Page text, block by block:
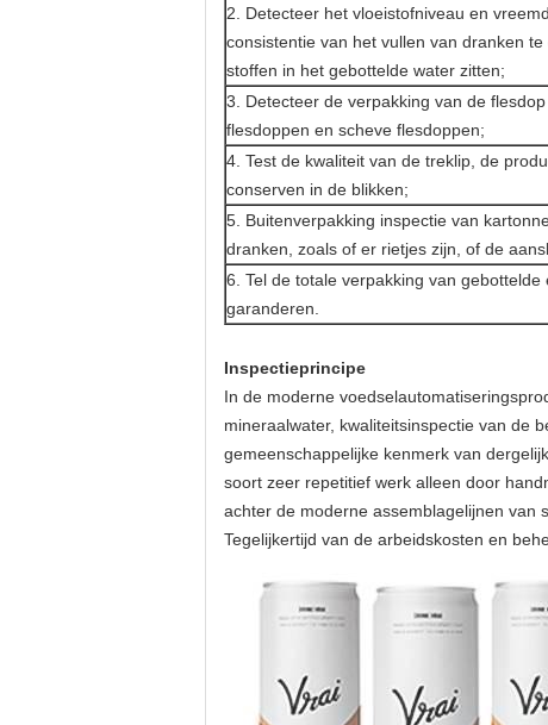
2. Detecteer het vloeistofniveau en
consistentie van het vullen van dranken
stoffen in het gebottelde water zitten;
3. Detecteer de verpakking van de
flesdoppen en scheve flesdoppen;
4. Test de kwaliteit van de treklip, de
conserven in de blikken;
5. Buitenverpakking inspectie van
dranken, zoals of er rietjes zijn, of de
6. Tel de totale verpakking van
garanderen.
Inspectieprincipe
In de moderne
mineraalwater, kwaliteitsinspectie van de
gemeenschappelijke kenmerk van
soort zeer repetitief werk alleen door
achter de moderne assemblagelijnen van
Tegelijkertijd van de arbeidskosten en